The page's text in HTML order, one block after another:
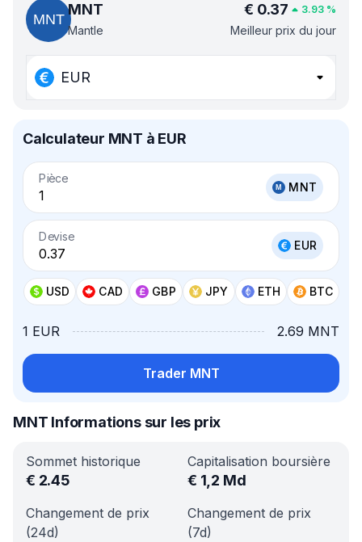
MNT
Mantle
€ 0.37 3.93 %
Meilleur prix du jour
EUR
Calculateur MNT à EUR
Pièce
MNT
Devise
EUR
USD CAD GBP JPY ETH BTC
1 EUR 2.69 MNT
Trader MNT
MNT Informations sur les prix
Sommet historique
€ 2.45
Capitalisation boursière
€ 1,2 Md
Changement de prix
(24d)
Changement de prix
(7d)